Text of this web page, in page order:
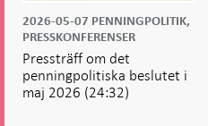
2026-05-07 PENNINGPOLITIK,
PRESSKONFERENSER
Pressträff om det
penningpolitiska beslutet i
maj 2026 (24:32)